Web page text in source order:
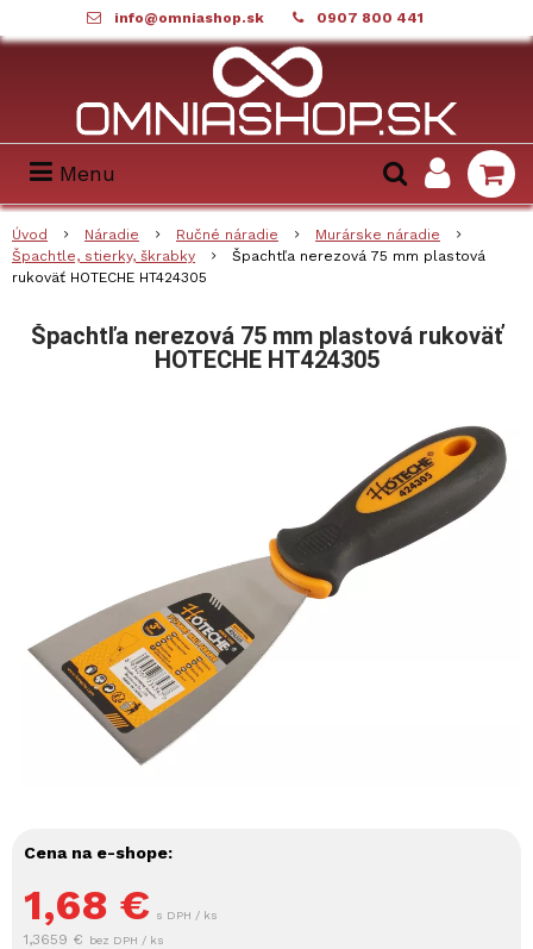
info@omniashop.sk 0907 800 441
Menu
Úvod Náradie Ručné náradie
Murárske náradie
Špachtle, stierky, škrabky
Špachtľa nerezová 75 mm plastová
rukoväť HOTECHE HT424305
Špachtľa nerezová 75 mm plastová rukoväť
HOTECHE HT424305
Cena na e-shope:
1,68 € s DPH / ks
1,3659 € bez DPH / ks